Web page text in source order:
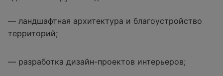
— ландшафтная архитектура и благоустройство
территорий;
— разработка дизайн-проектов интерьеров;